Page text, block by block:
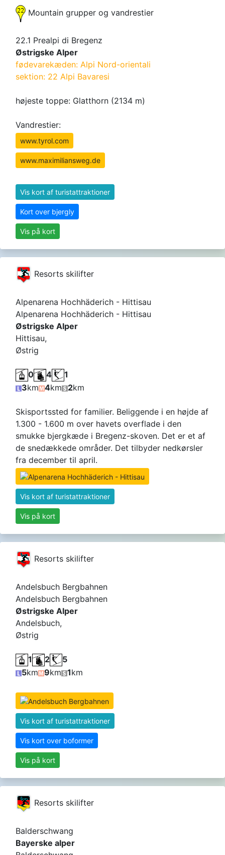
Mountain grupper og vandrestier
22.1 Prealpi di Bregenz
Østrigske Alper
fødevarekæden: Alpi Nord-orientali
sektion: 22 Alpi Bavaresi
højeste toppe: Glatthorn (2134 m)
Vandrestier:
www.tyrol.com
www.maximiliansweg.de
Vis kort af turistattraktioner
Kort over bjergly
Vis på kort
Resorts skilifter
Alpenarena Hochhäderich - Hittisau
Alpenarena Hochhäderich - Hittisau
Østrigske Alper
Hittisau,
Østrig
0 4
1
3km 4km 2km
Skisportssted for familier. Beliggende i en højde af
1.300 - 1.600 m over havets overflade i den
smukke bjergkæde i Bregenz-skoven. Det er et af
de snedækkede områder. Det tilbyder nedkørsler
fra december til april.
Vis kort af turistattraktioner
Vis på kort
Resorts skilifter
Andelsbuch Bergbahnen
Andelsbuch Bergbahnen
Østrigske Alper
Andelsbuch,
Østrig
1 2
5
5km 9km 1km
Vis kort af turistattraktioner
Vis kort over boformer
Vis på kort
Resorts skilifter
Balderschwang
Bayerske alper